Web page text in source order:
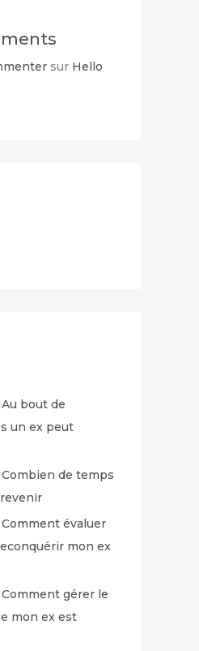
sur Hello
bout de
un ex peut
de temps
évaluer
mon ex
gérer le
mon ex est